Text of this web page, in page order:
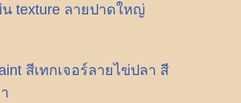
texture ลายปาดใหญ่
สีเทกเจอร์ลายไข่ปลา สี